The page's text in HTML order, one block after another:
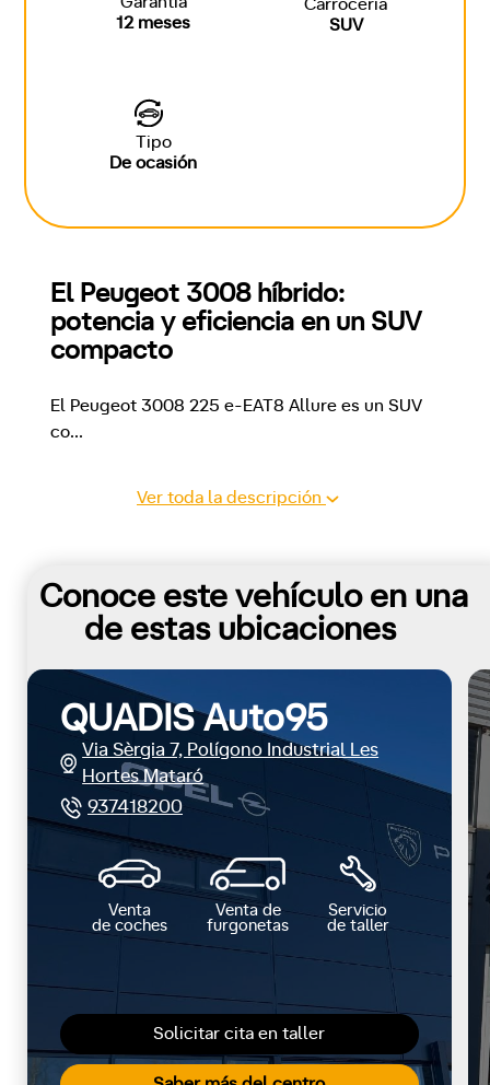
12 meses
Carrocería
SUV
Tipo
De ocasión
El Peugeot 3008 híbrido:
potencia y eficiencia en un SUV
compacto
El Peugeot 3008 225 e-EAT8 Allure es un SUV
co...
Ver toda la descripción
Conoce este vehículo en una
de estas ubicaciones
Solicitar cita en taller
QUADIS Auto95
Via Sèrgia 7, Polígono Industrial Les
Hortes Mataró
937418200
Venta
de coches
Venta de
furgonetas
Servicio
de taller